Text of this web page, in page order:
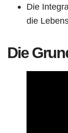
Die
die
Die